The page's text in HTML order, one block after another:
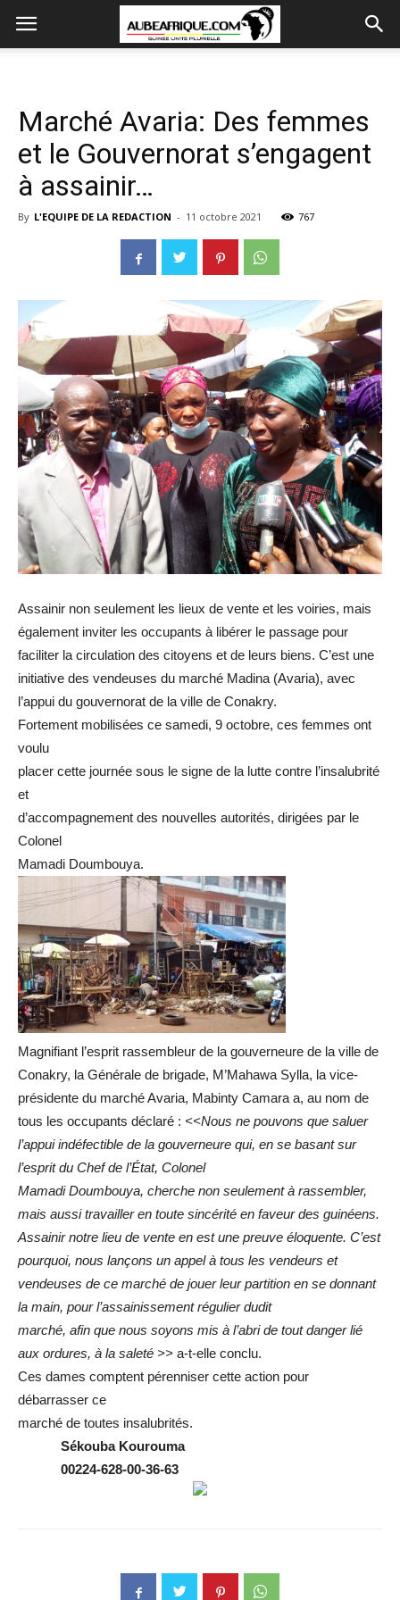
Marché Avaria: Des femmes
et le Gouvernorat s’engagent
à assainir…
By L'EQUIPE DE LA REDACTION - 11 octobre 2021 767
Assainir non seulement les lieux de vente et les voiries, mais
également inviter les occupants à libérer le passage pour
faciliter la circulation des citoyens et de leurs biens. C’est une
initiative des vendeuses du marché Madina (Avaria), avec
l’appui du gouvernorat de la ville de Conakry.
Fortement mobilisées ce samedi, 9 octobre, ces femmes ont
voulu
placer cette journée sous le signe de la lutte contre l’insalubrité
et
d’accompagnement des nouvelles autorités, dirigées par le
Colonel
Mamadi Doumbouya.
Magnifiant l’esprit rassembleur de la gouverneure de la ville de
Conakry, la Générale de brigade, M’Mahawa Sylla, la vice-
présidente du marché Avaria, Mabinty Camara a, au nom de
tous les occupants déclaré : <<Nous ne pouvons que saluer
l’appui indéfectible de la gouverneure qui, en se basant sur
l’esprit du Chef de l’État, Colonel
Mamadi Doumbouya, cherche non seulement à rassembler,
mais aussi travailler en toute sincérité en faveur des guinéens.
Assainir notre lieu de vente en est une preuve éloquente. C’est
pourquoi, nous lançons un appel à tous les vendeurs et
vendeuses de ce marché de jouer leur partition en se donnant
la main, pour l’assainissement régulier dudit
marché, afin que nous soyons mis à l’abri de tout danger lié
aux ordures, à la saleté >> a-t-elle conclu.
Ces dames comptent pérenniser cette action pour
débarrasser ce
marché de toutes insalubrités.
Sékouba Kourouma
00224-628-00-36-63